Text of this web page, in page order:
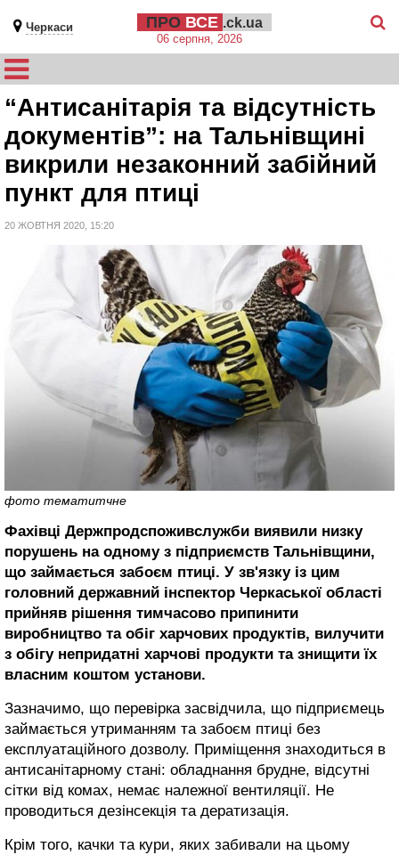
Черкаси ПРО ВСЕ .ck.ua
06 серпня, 2026
“Антисанітарія та відсутність
документів”: на Тальнівщині
викрили незаконний забійний
пункт для птиці
20 ЖОВТНЯ 2020, 15:20
фото тематитчне
Фахівці Держпродспоживслужби виявили низку
порушень на одному з підприємств Тальнівщини,
що займається забоєм птиці. У зв'язку із цим
головний державний інспектор Черкаської області
прийняв рішення тимчасово припинити
виробництво та обіг харчових продуктів, вилучити
з обігу непридатні харчові продукти та знищити їх
власним коштом установи.
Зазначимо, що перевірка засвідчила, що підприємець
займається утриманням та забоєм птиці без
експлуатаційного дозволу. Приміщення знаходиться в
антисанітарному стані: обладнання брудне, відсутні
сітки від комах, немає належної вентиляції. Не
проводиться дезінсекція та дератизація.
Крім того, качки та кури, яких забивали на цьому